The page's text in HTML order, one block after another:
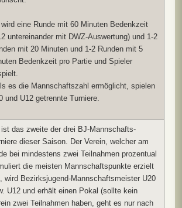
wird eine Runde mit 60 Minuten Bedenkzeit
untereinander mit DWZ-Auswertung) und 1-2
mit 20 Minuten und 1-2 Runden mit 5
Bedenkzeit pro Partie und Spieler
es die Mannschaftszahl ermöglicht, spielen
und U12 getrennte Turniere.
ist das zweite der drei BJ-Mannschafts-
dieser Saison. Der Verein, welcher am
bei mindestens zwei Teilnahmen prozentual
die meisten Mannschaftspunkte erzielt
wird Bezirksjugend-Mannschaftsmeister U20
U12 und erhält einen Pokal (sollte kein
zwei Teilnahmen haben, geht es nur nach